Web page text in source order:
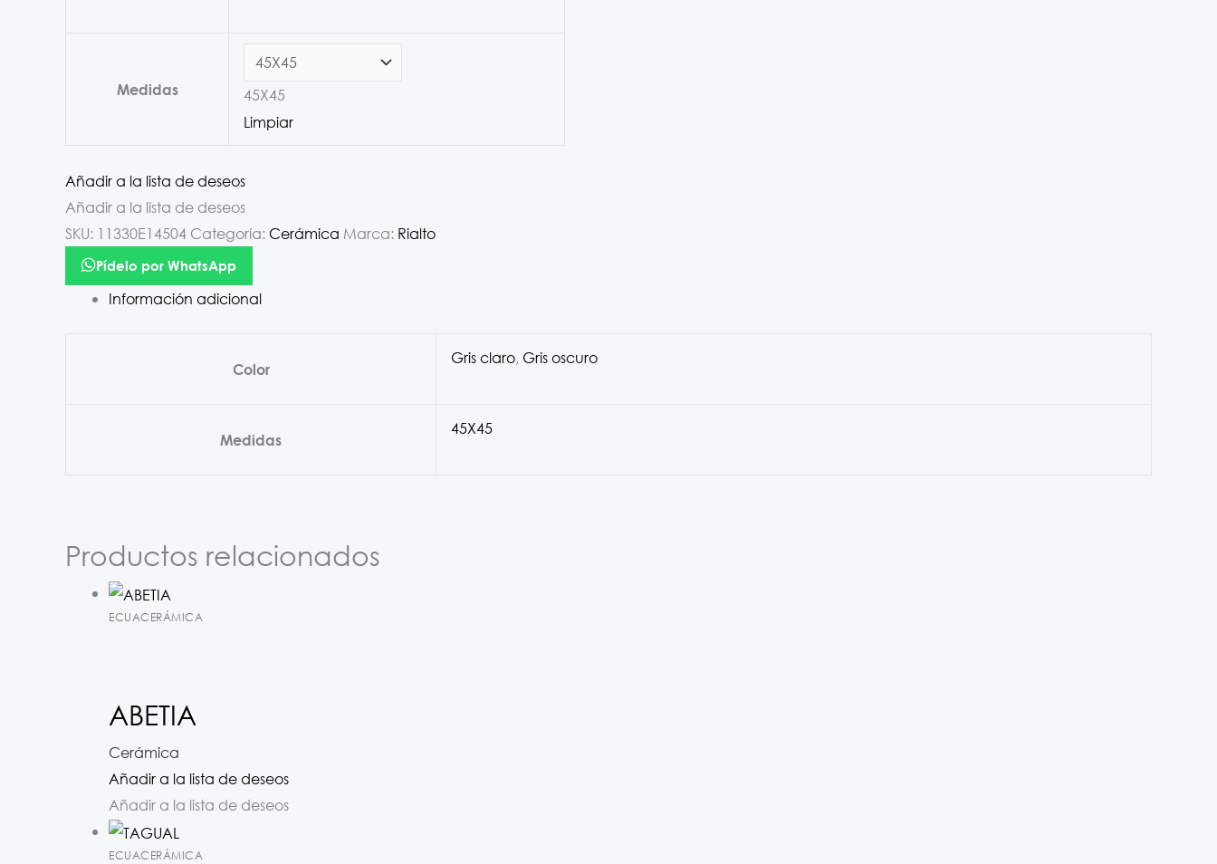
Medidas
45X45
Limpiar
Añadir a la lista de deseos
Añadir a la lista de deseos
SKU: 11330E14504 Categoría: Cerámica Marca: Rialto
Pídelo por WhatsApp
Información adicional
Color
Gris claro, Gris oscuro
Medidas
45X45
Productos relacionados
ECUACERÁMICA
ABETIA
Cerámica
Añadir a la lista de deseos
Añadir a la lista de deseos
ECUACERÁMICA